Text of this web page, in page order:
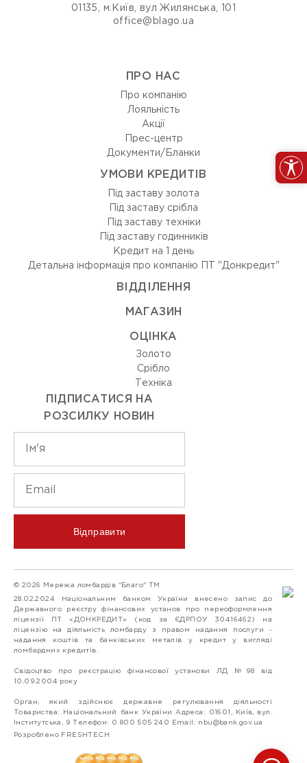
01135, м.Київ, вул Жилянська, 101
office@blago.ua
ПРО НАС
Про компанію
Лояльність
Акції
Прес-центр
Документи/Бланки
УМОВИ КРЕДИТІВ
Під заставу золота
Під заставу срібла
Під заставу техніки
Під заставу годинників
Кредит на 1 день
Детальна інформація про компанію ПТ "Донкредит"
ВIДДIЛЕННЯ
МАГАЗИН
ОЦIНКА
Золото
Срiбло
Технiка
ПІДПИСАТИСЯ НА
РОЗСИЛКУ НОВИН
Відправити
© 2026 Мережа ломбардів "Благо" ТМ
28.02.2024 Національним банком України внесено запис до
Державного реєстру фінансових установ про переоформлення
ліцензії ПТ «ДОНКРЕДИТ» (код за ЄДРПОУ 30416462) на
ліцензію на діяльність ломбарду з правом надання послуги -
надання коштів та банківських металів у кредит у вигляді
ломбардних кредитів.
Свідоцтво про реєстрацію фінансової установи ЛД №98 від
10.09.2004 року
Орган, який здійснює державне регулювання діяльності
Товариства: Національний банк України Адреса: 01601, Київ, вул.
Інститутська, 9 Телефон: 0 800 505 240 Email: nbu@bank.gov.ua
Розроблено FRESHTECH